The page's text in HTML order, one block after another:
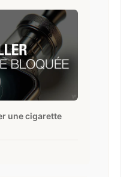
une cigarette